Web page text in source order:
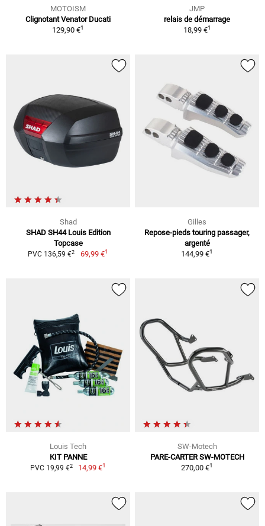
MOTOISM
Clignotant Venator Ducati
129,90 €1
JMP
relais de démarrage
18,99 €1
Shad
SHAD SH44 Louis Edition
Topcase
PVC 136,59 €2 69,99 €1
Gilles
Repose-pieds touring passager,
argenté
144,99 €1
Louis Tech
KIT PANNE
PVC 19,99 €2 14,99 €1
SW-Motech
PARE-CARTER SW-MOTECH
270,00 €1